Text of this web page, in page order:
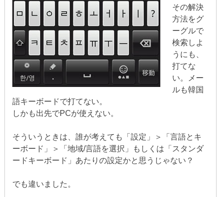
その解決
方法をグ
ーグルで
検索しよ
うにも、
打てな
い。メー
ルも韓国
語キーボードで打てない。
しかも出先でPCが使えない。
そういうときは、誰が考えても「設定」＞「言語とキ
ーボード」＞「地域/言語を選択」もしくは「スタンダ
ードキーボード」あたりの設定かと思うじゃない？
でも違いました。